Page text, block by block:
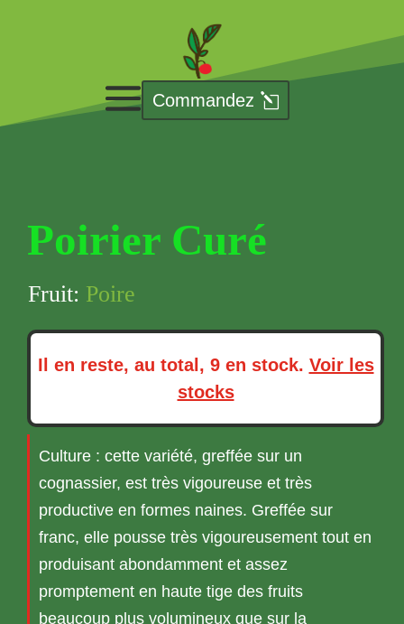
Commandez
Poirier Curé
Fruit: Poire
Il en reste, au total, 9 en stock. Voir les
stocks
Culture : cette variété, greffée sur un
cognassier, est très vigoureuse et très
productive en formes naines. Greffée sur
franc, elle pousse très vigoureusement tout en
produisant abondamment et assez
promptement en haute tige des fruits
beaucoup plus volumineux que sur la